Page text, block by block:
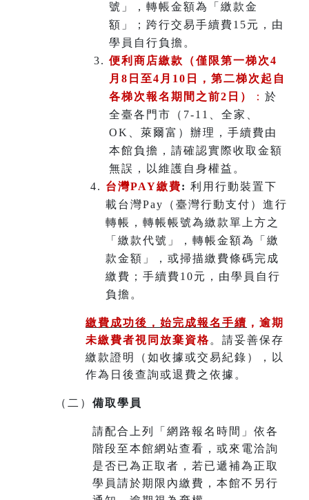
號」，轉帳金額為「繳款金
額」；跨行交易手續費15元，由
學員自行負擔。
便利商店繳款（僅限第一梯次4
月8日至4月10日，第二梯次起自
各梯次報名期間之前2日）
： 於
全臺各門市（7-11、全家、
OK、萊爾富）辦理 ， 手續費由
本館負擔，請確認實際收取金額
無誤，以維護自身權益。
台灣PAY繳費: 利用行動裝置下
載台灣Pay（臺灣行動支付）進行
轉帳，轉帳帳號為繳款單上方之
「繳款代號」，轉帳金額為「繳
款金額」，或掃描繳費條碼完成
繳費；手續費10元，由學員自行
負擔。
繳費成功後，始完成報名手續 ，逾期
未繳費者視同放棄資格。請妥善保存
繳款證明（如收據或交易紀錄），以
作為日後查詢或退費之依據。
（二） 備取學員
請配合上列「網路報名時間」依各
階段至本館網站查看，或來電洽詢
是否已為正取者，若已遞補為正取
學員請於期限內繳費，本館不另行